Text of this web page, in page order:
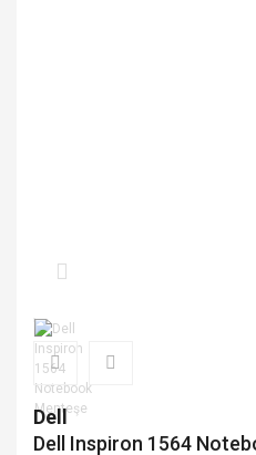
Dell
Dell Inspiron 1564